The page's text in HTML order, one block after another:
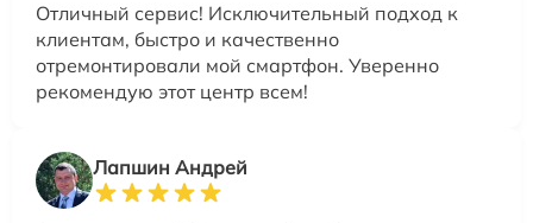
Отличный сервис! Исключительный подход к
клиентам, быстро и качественно
отремонтировали мой смартфон. Уверенно
рекомендую этот центр всем!
Лапшин Андрей